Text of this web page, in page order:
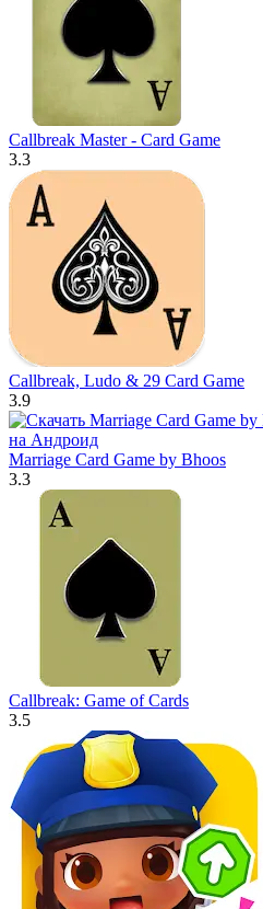
Callbreak Master - Card Game
3.3
Callbreak, Ludo & 29 Card Game
3.9
Marriage Card Game by Bhoos
3.3
Callbreak: Game of Cards
3.5